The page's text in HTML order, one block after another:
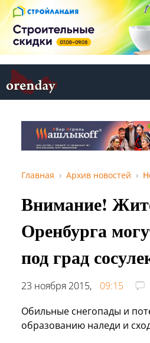
Главная Архив новостей
Внимание!
Оренбурга
под град
23 ноября 2015,
09:15
Обильные снегопады и
образованию наледи и